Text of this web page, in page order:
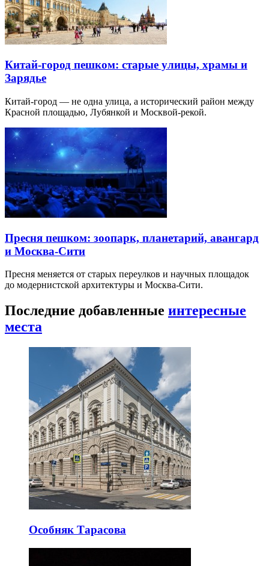
Китай-город пешком: старые улицы, храмы и
Зарядье
Китай-город — не одна улица, а исторический район между
Красной площадью, Лубянкой и Москвой-рекой.
Пресня пешком: зоопарк, планетарий, авангард
и Москва-Сити
Пресня меняется от старых переулков и научных площадок
до модернистской архитектуры и Москва-Сити.
Последние добавленные интересные
места
Особняк Тарасова